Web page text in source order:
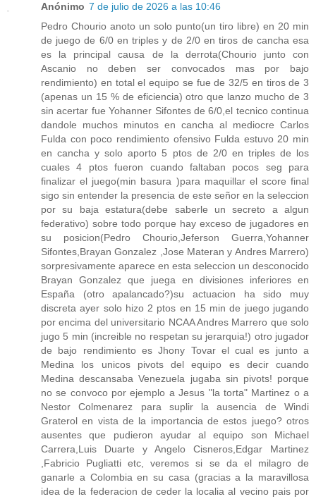
Anónimo 7 de julio de 2026 a las 10:46
Pedro Chourio anoto un solo punto(un tiro libre) en 20 min
de juego de 6/0 en triples y de 2/0 en tiros de cancha esa
es la principal causa de la derrota(Chourio junto con
Ascanio no deben ser convocados mas por bajo
rendimiento) en total el equipo se fue de 32/5 en tiros de 3
(apenas un 15 % de eficiencia) otro que lanzo mucho de 3
sin acertar fue Yohanner Sifontes de 6/0,el tecnico continua
dandole muchos minutos en cancha al mediocre Carlos
Fulda con poco rendimiento ofensivo Fulda estuvo 20 min
en cancha y solo aporto 5 ptos de 2/0 en triples de los
cuales 4 ptos fueron cuando faltaban pocos seg para
finalizar el juego(min basura )para maquillar el score final
sigo sin entender la presencia de este señor en la seleccion
por su baja estatura(debe saberle un secreto a algun
federativo) sobre todo porque hay exceso de jugadores en
su posicion(Pedro Chourio,Jeferson Guerra,Yohanner
Sifontes,Brayan Gonzalez ,Jose Materan y Andres Marrero)
sorpresivamente aparece en esta seleccion un desconocido
Brayan Gonzalez que juega en divisiones inferiores en
España (otro apalancado?)su actuacion ha sido muy
discreta ayer solo hizo 2 ptos en 15 min de juego jugando
por encima del universitario NCAA Andres Marrero que solo
jugo 5 min (increible no respetan su jerarquia!) otro jugador
de bajo rendimiento es Jhony Tovar el cual es junto a
Medina los unicos pivots del equipo es decir cuando
Medina descansaba Venezuela jugaba sin pivots! porque
no se convoco por ejemplo a Jesus "la torta" Martinez o a
Nestor Colmenarez para suplir la ausencia de Windi
Graterol en vista de la importancia de estos juego? otros
ausentes que pudieron ayudar al equipo son Michael
Carrera,Luis Duarte y Angelo Cisneros,Edgar Martinez
,Fabricio Pugliatti etc, veremos si se da el milagro de
ganarle a Colombia en su casa (gracias a la maravillosa
idea de la federacion de ceder la localia al vecino pais por